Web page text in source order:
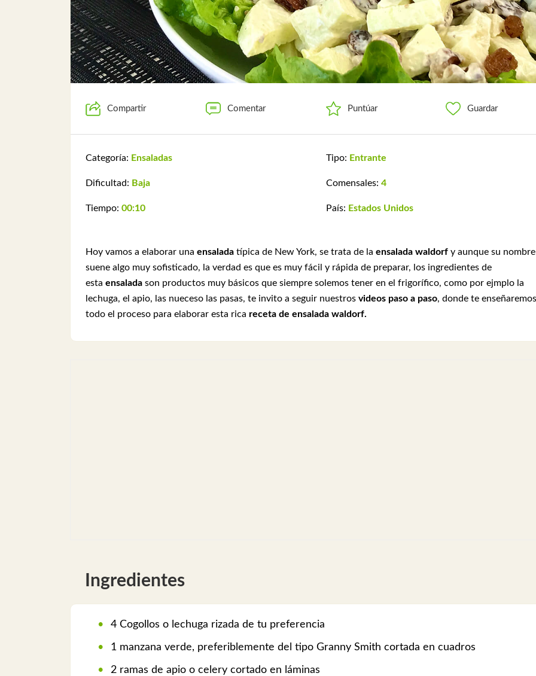
Compartir Comentar Puntúar Guardar
Categoría: Ensaladas
Dificultad: Baja
Tiempo: 00:10
Tipo: Entrante
Comensales: 4
País: Estados Unidos
Hoy vamos a elaborar una ensalada típica de New York, se trata de la ensalada waldorf y aunque su nombre
suene algo muy sofisticado, la verdad es que es muy fácil y rápida de preparar, los ingredientes de
esta ensalada son productos muy básicos que siempre solemos tener en el frigorífico, como por ejmplo la
lechuga, el apio, las nueceso las pasas, te invito a seguir nuestros videos paso a paso, donde te enseñaremos
todo el proceso para elaborar esta rica receta de ensalada waldorf.
Ingredientes
4 Cogollos o lechuga rizada de tu preferencia
1 manzana verde, preferiblemente del tipo Granny Smith cortada en cuadros
2 ramas de apio o celery cortado en láminas